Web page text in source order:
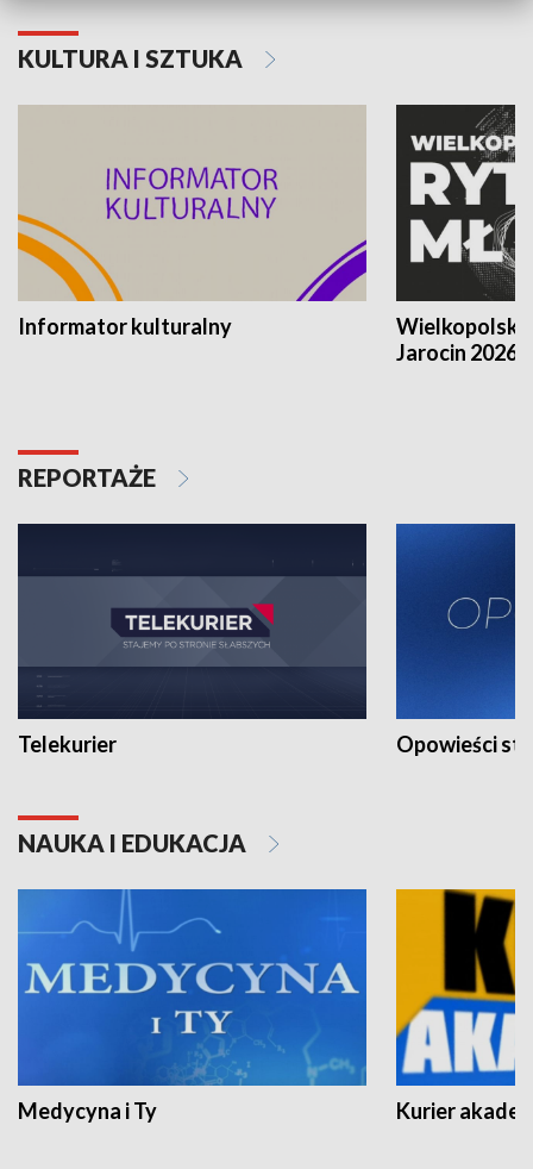
KULTURA I SZTUKA
Informator kulturalny
Jarocin 2026
REPORTAŻE
Telekurier Opowieści
NAUKA I EDUKACJA
Medycyna i Ty Kurier